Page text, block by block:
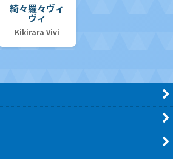
綺々羅々ヴィ
ヴィ
Kikirara Vivi